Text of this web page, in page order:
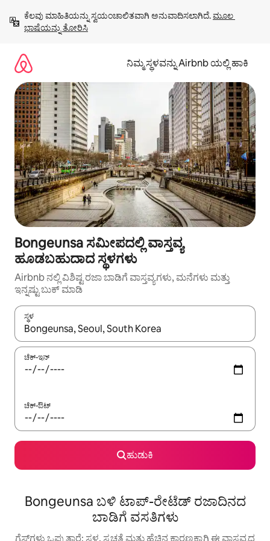
ಹೋಗಿ
ಕೆಲವು ಮಾಹಿತಿಯನ್ನು ಸ್ವಯಂಚಾಲಿತವಾಗಿ ಅನುವಾದಿಸಲಾಗಿದೆ. ಮೂಲ
ಭಾಷೆಯನ್ನು ತೋರಿಸಿ
ನಿಮ್ಮ ಸ್ಥಳವನ್ನು Airbnb ಯಲ್ಲಿ ಹಾಕಿ
Bongeunsa ಸಮೀಪದಲ್ಲಿ ವಾಸ್ತವ್ಯ
ಹೂಡಬಹುದಾದ ಸ್ಥಳಗಳು
Airbnb ನಲ್ಲಿ ವಿಶಿಷ್ಟ ರಜಾ ಬಾಡಿಗೆ ವಾಸ್ತವ್ಯಗಳು, ಮನೆಗಳು ಮತ್ತು
ಇನ್ನಷ್ಟು ಬುಕ್ ಮಾಡಿ
ಸ್ಥಳ
ಫಲಿತಾಂಶಗಳು ಲಭ್ಯವಿರುವಾಗ, ಅಪ್ ಮತ್ತು ಡೌನ್ ಬಾಣದ ಕೀಲಿಗಳೊಂದಿಗೆ
ಚೆಕ್-ಇನ್
ಚೆಕ್-ಔಟ್
ಹುಡುಕಿ
Bongeunsa ಬಳಿ ಟಾಪ್-ರೇಟೆಡ್ ರಜಾದಿನದ
ಬಾಡಿಗೆ ವಸತಿಗಳು
ಗೆಸ್ಟ್‌ಗಳು ಒಪ್ಪುತ್ತಾರೆ: ಸ್ಥಳ, ಸ್ವಚ್ಛತೆ ಮತ್ತು ಹೆಚ್ಚಿನ ಕಾರಣಕ್ಕಾಗಿ ಈ ವಾಸ್ತವ್ಯದ